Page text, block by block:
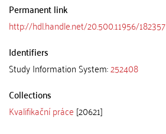
Permanent link
http://hdl.handle.net/20.500.11956/182357
Identifiers
Study Information System:252408
Collections
Kvalifikační práce [20621]